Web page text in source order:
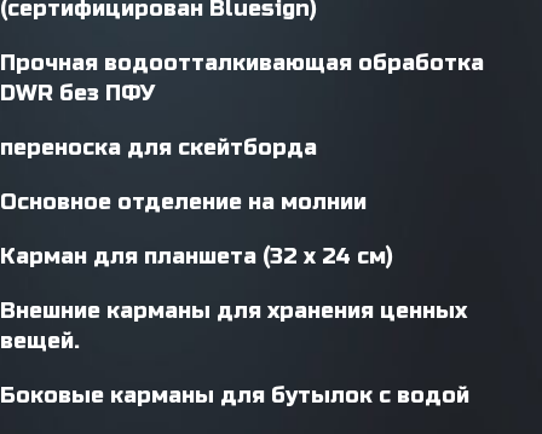
(сертифицирован Bluesign)
Прочная водоотталкивающая обработка
DWR без ПФУ
переноска для скейтборда
Основное отделение на молнии
Карман для планшета (32 x 24 см)
Внешние карманы для хранения ценных
вещей.
Боковые карманы для бутылок с водой